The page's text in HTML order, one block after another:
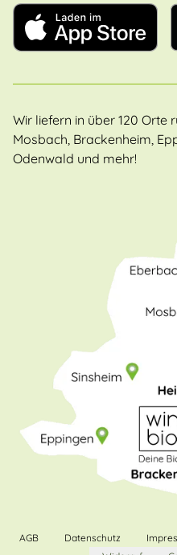
Wir liefern in über 120 Orte
Mosbach, Brackenheim,
Odenwald und mehr!
AGB Datenschutz